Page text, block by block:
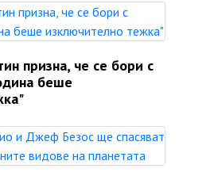
призна, че се бори с
беше